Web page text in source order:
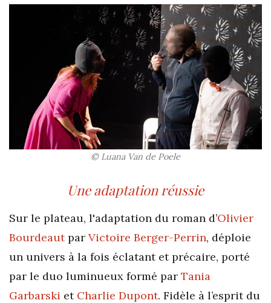
© Luana Van de Poele
Une adaptation réussie
Sur le plateau, l'adaptation du roman d’Olivier
Bourdeautpar Victoire Berger-Perrin, déploie
un univers à la fois éclatant et précaire, porté
par le duo luminueux formé par Tania
Garbarski et Charlie Dupont. Fidèle à l’esprit du